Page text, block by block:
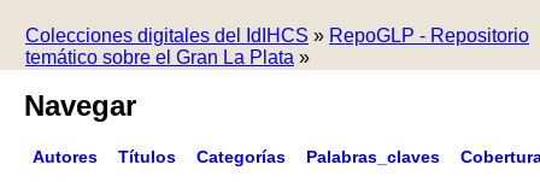
Colecciones digitales del IdIHCS » RepoGLP - Repositorio
temático sobre el Gran La Plata »
Navegar
Autores Títulos Categorías Palabras_claves